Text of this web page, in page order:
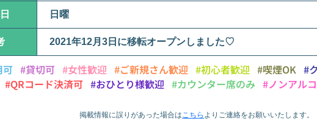
日曜
2021年12月3日に移転オープンしました♡
可 #貸切可 #女性歓迎 #ご新規さん歓迎 #初心者歓迎 #喫煙OK #
#QRコード決済可 #おひとり様歓迎 #カウンター席のみ #ノンアル
掲載情報に誤りがあった場合はこちら より ご連絡をお願いいたします。